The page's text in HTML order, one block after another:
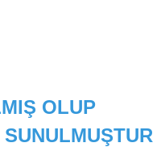
OLUP